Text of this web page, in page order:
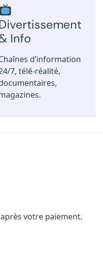
Info
d’information
7, télé-réalité,
après votre paiement.